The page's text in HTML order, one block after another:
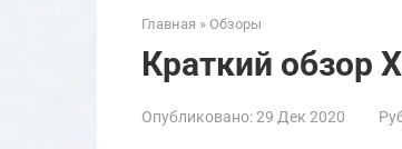
Главная » Обзоры
Краткий обзор
Опубликовано:29 Дек 2020